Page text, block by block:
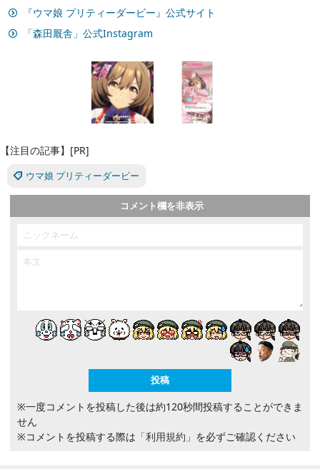
『ウマ娘 プリティーダービー』公式サイト
「森田厩舎」公式Instagram
【注目の記事】[PR]
ウマ娘 プリティーダービー
コメント欄を非表示
※一度コメントを投稿した後は約120秒間投稿することができま
せん
※コメントを投稿する際は 「利用規約」 を必ずご確認ください